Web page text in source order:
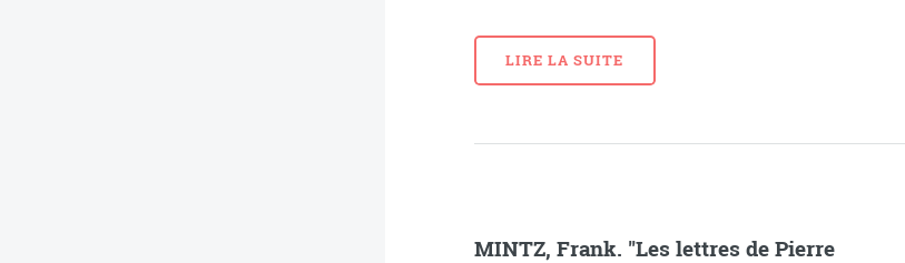
LIRE LA SUITE
MINTZ, Frank. "Les lettres de Pierre